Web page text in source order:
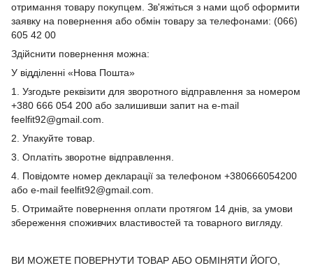
отримання товару покупцем. Зв'яжіться з нами щоб оформити
заявку на повернення або обмін товару за телефонами: (066)
605 42 00
Здійснити повернення можна:
У відділенні «Нова Пошта»
1. Узгодьте реквізити для зворотного відправлення за номером
+380 666 054 200 або залишивши запит на e-mail
feelfit92@gmail.com.
2. Упакуйте товар.
3. Оплатіть зворотне відправлення.
4. Повідомте номер декларації за телефоном +380666054200
або e-mail feelfit92@gmail.com.
5. Отримайте повернення оплати протягом 14 днів, за умови
збереження споживчих властивостей та товарного вигляду.
ВИ МОЖЕТЕ ПОВЕРНУТИ ТОВАР АБО ОБМІНЯТИ ЙОГО,